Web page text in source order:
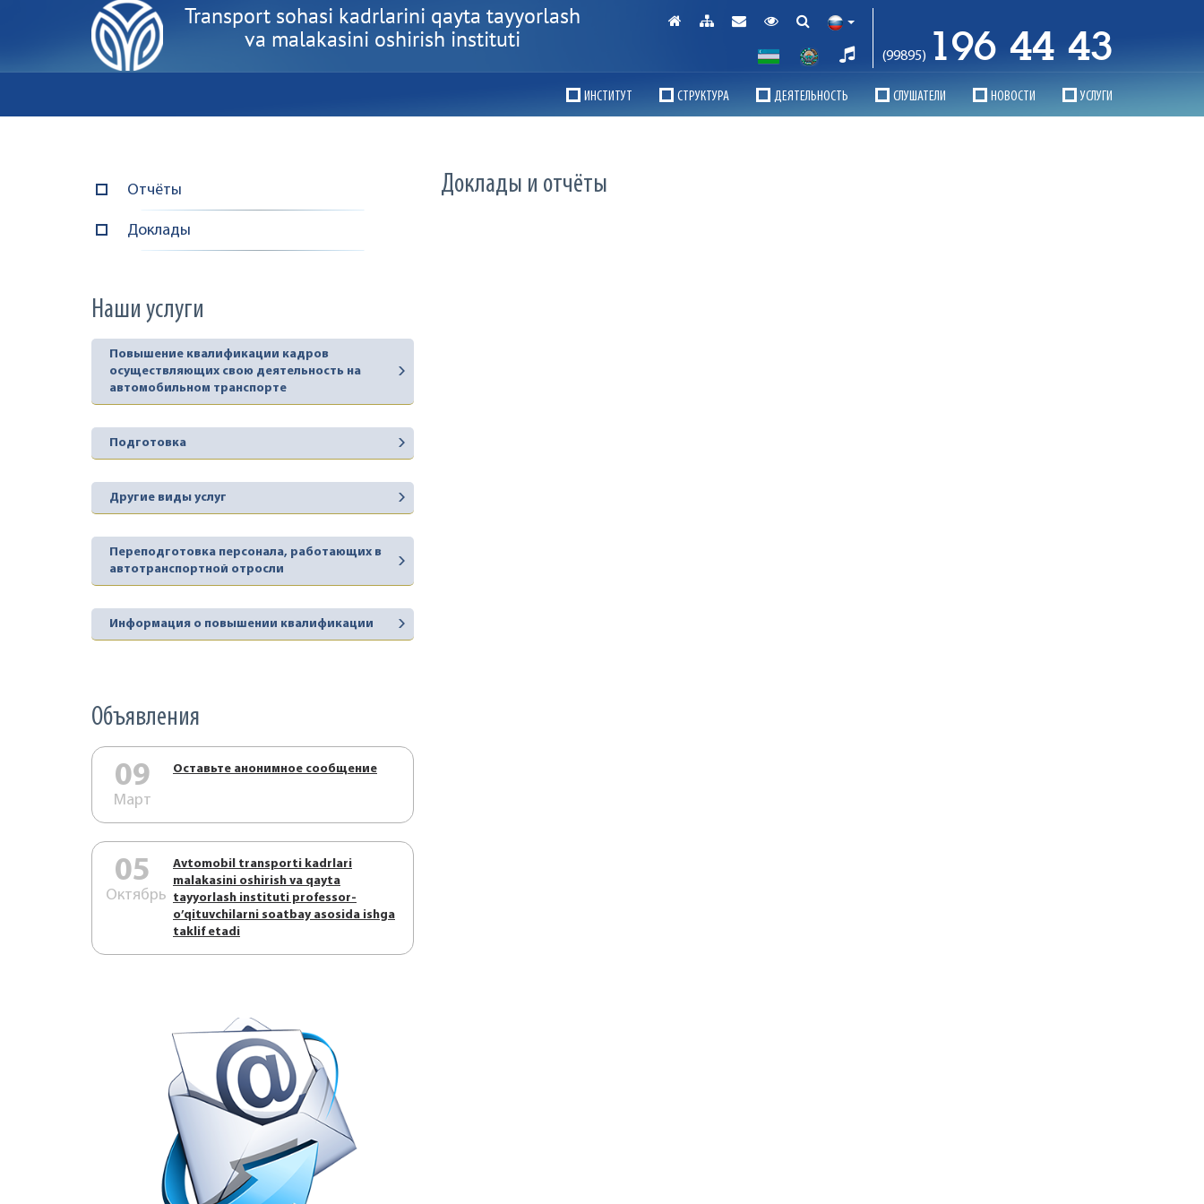
Transport sohasi kadrlarini qayta tayyorlash
va malakasini oshirish instituti
(99895) 196 44 43
ИНСТИТУТ СТРУКТУРА ДЕЯТЕЛЬНОСТЬ СЛУШАТЕЛИ НОВОСТИ УСЛУГИ
Отчёты
Доклады
Наши услуги
Повышение квалификации кадров
осуществляющих свою деятельность на
автомобильном транспорте
Подготовка
Другие виды услуг
Переподготовка персонала, работающих в
автотранспортной отросли
Информация о повышении квалификации
Объявления
09
Март
Оставьте анонимное сообщение
05
Октябрь
Аvtоmоbil trаnspоrti kаdrlаri
mаlаkаsini оshirish vа qаytа
tаyyorlаsh instituti prоfеssоr-
o’qituvchilаrni sоаtbаy аsоsidа ishgа
tаklif etаdi
Доклады и отчёты